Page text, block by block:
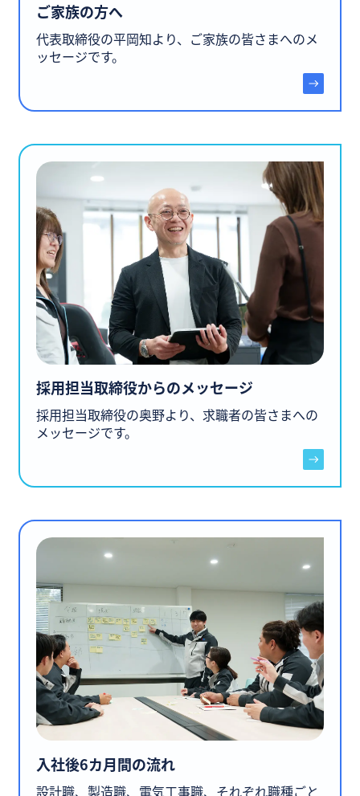
ご家族の方へ
代表取締役の平岡知より、ご家族の皆さまへのメ
ッセージです。
採用担当取締役からのメッセージ
採用担当取締役の奥野より、求職者の皆さまへの
メッセージです。
入社後6カ月間の流れ
設計職、製造職、電気工事職、それぞれ職種ごと